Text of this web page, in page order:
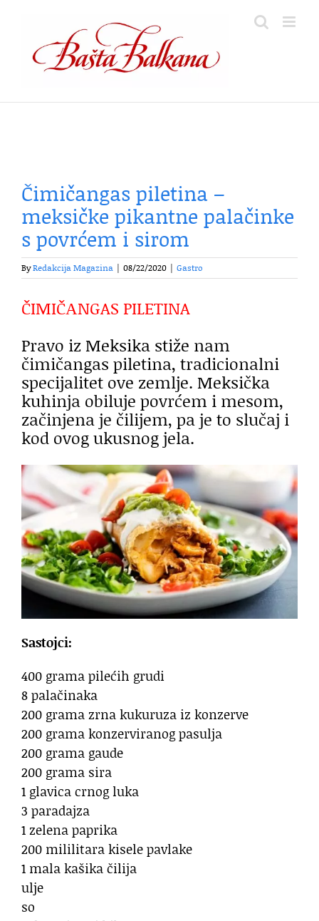
content
Čimičangas piletina –
meksičke pikantne palačinke
s povrćem i sirom
ByRedakcija Magazina 08/22/2020 Gastro
ČIMIČАNGAS PILETINA
Pravo iz Meksika stiže nam
čimičangas piletina, tradicionalni
specijalitet ove zemlje. Meksička
kuhinja obiluje povrćem i mesom,
začinjena je čilijem, pa je to slučaj i
kod ovog ukusnog jela.
Sastojci:
400 grama pilećih grudi
8 palačinaka
200 grama zrna kukuruza iz konzerve
200 grama konzerviranog pasulja
200 grama gaude
200 grama sira
1 glavica crnog luka
3 paradajza
1 zelena paprika
200 mililitara kisele pavlake
1 mala kašika čilija
ulje
so